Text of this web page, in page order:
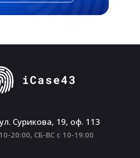
Сурикова, 19, оф. 113
20:00, СБ-ВС с 10-19:00